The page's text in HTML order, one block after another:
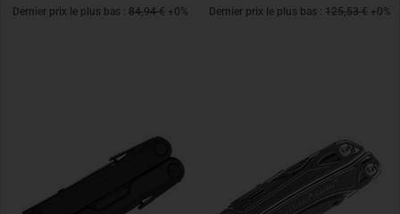
Dernier prix le plus bas : 84,94 € +0% Dernier prix le plus bas : 125,53 € +0%